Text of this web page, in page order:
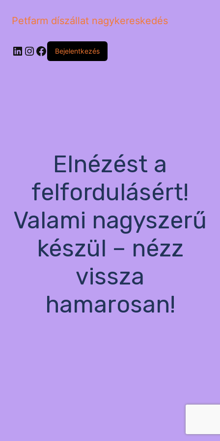
Petfarm díszállat nagykereskedés
LinkedIn
Instagram
Facebook
Bejelentkezés
Elnézést a
felfordulásért!
Valami nagyszerű
készül – nézz
vissza
hamarosan!